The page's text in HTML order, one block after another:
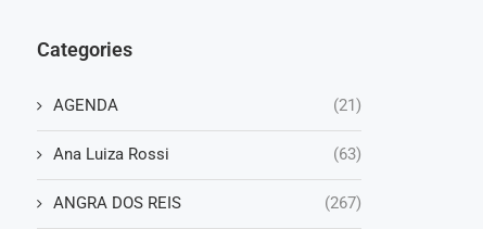
Categories
AGENDA (21)
Ana Luiza Rossi (63)
ANGRA DOS REIS (267)